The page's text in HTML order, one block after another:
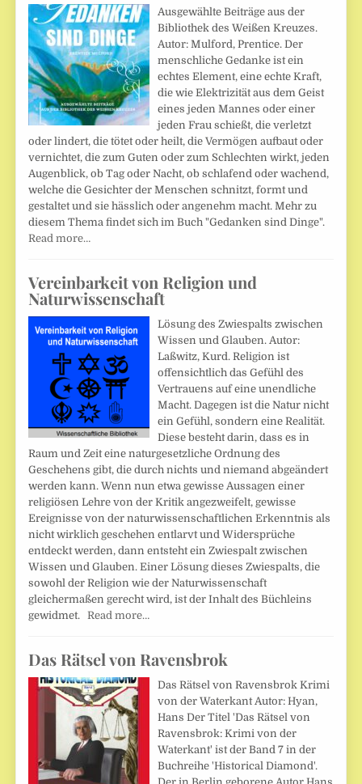
Ausgewählte Beiträge aus der
Bibliothek des Weißen Kreuzes.
Autor: Mulford, Prentice. Der
menschliche Gedanke ist ein
echtes Element, eine echte Kraft,
die wie Elektrizität aus dem Geist
eines jeden Mannes oder einer
jeden Frau schießt, die verletzt
oder lindert, die tötet oder heilt, die Vermögen aufbaut oder
vernichtet, die zum Guten oder zum Schlechten wirkt, jeden
Augenblick, ob Tag oder Nacht, ob schlafend oder wachend,
welche die Gesichter der Menschen schnitzt, formt und
gestaltet und sie hässlich oder angenehm macht. Mehr zu
diesem Thema findet sich im Buch "Gedanken sind Dinge".
Read more…
Vereinbarkeit von Religion und
Naturwissenschaft
Lösung des Zwiespalts zwischen
Wissen und Glauben. Autor:
Laßwitz, Kurd. Religion ist
offensichtlich das Gefühl des
Vertrauens auf eine unendliche
Macht. Dagegen ist die Natur nicht
ein Gefühl, sondern eine Realität.
Diese besteht darin, dass es in
Raum und Zeit eine naturgesetzliche Ordnung des
Geschehens gibt, die durch nichts und niemand abgeändert
werden kann. Wenn nun etwa gewisse Aussagen einer
religiösen Lehre von der Kritik angezweifelt, gewisse
Ereignisse von der naturwissenschaftlichen Erkenntnis als
nicht wirklich geschehen entlarvt und Widersprüche
entdeckt werden, dann entsteht ein Zwiespalt zwischen
Wissen und Glauben. Einer Lösung dieses Zwiespalts, die
sowohl der Religion wie der Naturwissenschaft
gleichermaßen gerecht wird, ist der Inhalt des Büchleins
gewidmet.Read more…
Das Rätsel von Ravensbrok
Das Rätsel von Ravensbrok Krimi
von der Waterkant Autor: Hyan,
Hans Der Titel 'Das Rätsel von
Ravensbrok: Krimi von der
Waterkant' ist der Band 7 in der
Buchreihe 'Historical Diamond'.